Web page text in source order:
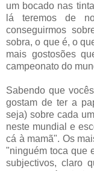
um bocado nas
lá teremos de
conseguirmos
sobra, o que é, o
mais gostosões
campeonato do
Sabendo que
gostam de ter a
seja) sobre cada
neste mundial e
cá à mamã". Os
"ninguém toca que
subjectivos, claro